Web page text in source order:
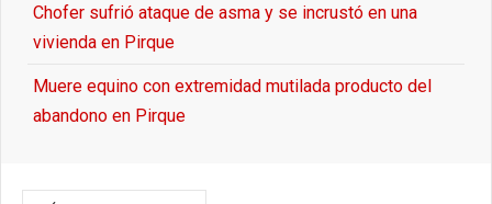
Chofer sufrió ataque de asma y se incrustó en una
vivienda en Pirque
Muere equino con extremidad mutilada producto del
abandono en Pirque